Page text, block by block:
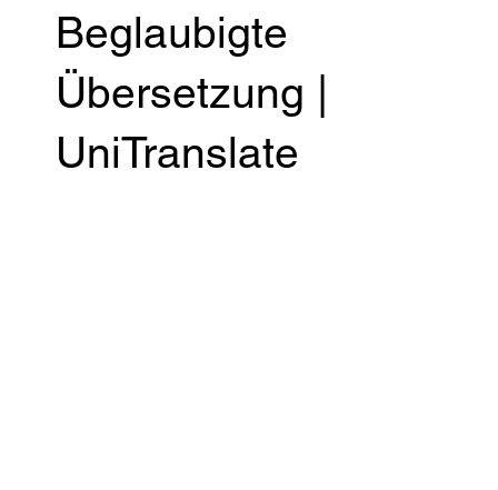
Beglaubigte
Übersetzung |
UniTranslate